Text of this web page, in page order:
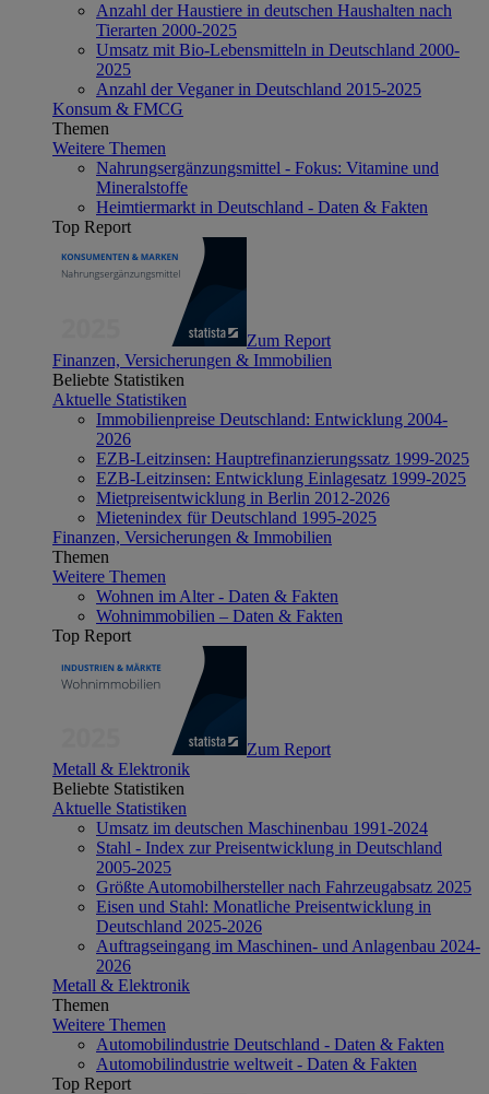
Anzahl der Haustiere in deutschen Haushalten nach
Tierarten 2000-2025
Umsatz mit Bio-Lebensmitteln in Deutschland 2000-
2025
Anzahl der Veganer in Deutschland 2015-2025
Konsum & FMCG
Themen
Weitere Themen
Nahrungsergänzungsmittel - Fokus: Vitamine und
Mineralstoffe
Heimtiermarkt in Deutschland - Daten & Fakten
Top Report
Zum Report
Finanzen, Versicherungen & Immobilien
Beliebte Statistiken
Aktuelle Statistiken
Immobilienpreise Deutschland: Entwicklung 2004-
2026
EZB-Leitzinsen: Hauptrefinanzierungssatz 1999-2025
EZB-Leitzinsen: Entwicklung Einlagesatz 1999-2025
Mietpreisentwicklung in Berlin 2012-2026
Mietenindex für Deutschland 1995-2025
Finanzen, Versicherungen & Immobilien
Themen
Weitere Themen
Wohnen im Alter - Daten & Fakten
Wohnimmobilien – Daten & Fakten
Top Report
Zum Report
Metall & Elektronik
Beliebte Statistiken
Aktuelle Statistiken
Umsatz im deutschen Maschinenbau 1991-2024
Stahl - Index zur Preisentwicklung in Deutschland
2005-2025
Größte Automobilhersteller nach Fahrzeugabsatz 2025
Eisen und Stahl: Monatliche Preisentwicklung in
Deutschland 2025-2026
Auftragseingang im Maschinen- und Anlagenbau 2024-
2026
Metall & Elektronik
Themen
Weitere Themen
Automobilindustrie Deutschland - Daten & Fakten
Automobilindustrie weltweit - Daten & Fakten
Top Report